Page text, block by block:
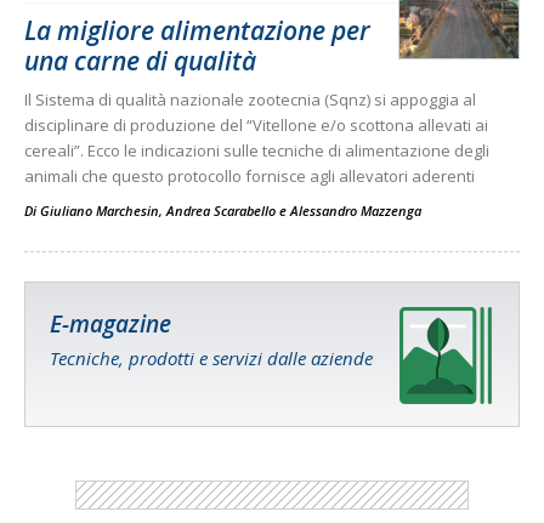
La migliore alimentazione per
una carne di qualità
Il Sistema di qualità nazionale zootecnia (Sqnz) si appoggia al
disciplinare di produzione del “Vitellone e/o scottona allevati ai
cereali”. Ecco le indicazioni sulle tecniche di alimentazione degli
animali che questo protocollo fornisce agli allevatori aderenti
Di Giuliano Marchesin,Andrea Scarabello eAlessandro Mazzenga
E-magazine
Tecniche, prodotti e servizi dalle aziende